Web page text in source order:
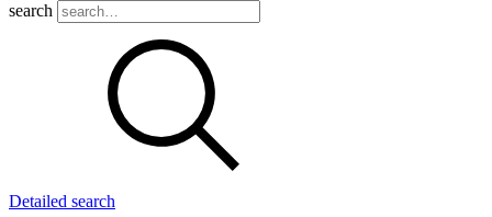
search
Detailed search